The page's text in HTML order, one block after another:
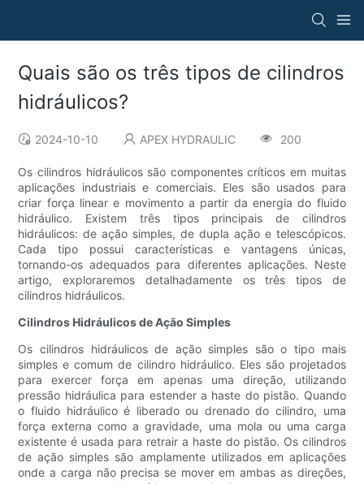
Quais são os três tipos de cilindros
hidráulicos?
2024-10-10 APEX HYDRAULIC 200
Os cilindros hidráulicos são componentes críticos em muitas
aplicações industriais e comerciais. Eles são usados ​​para
criar força linear e movimento a partir da energia do fluido
hidráulico. Existem três tipos principais de cilindros
hidráulicos: de ação simples, de dupla ação e telescópicos.
Cada tipo possui características e vantagens únicas,
tornando-os adequados para diferentes aplicações. Neste
artigo, exploraremos detalhadamente os três tipos de
cilindros hidráulicos.
Cilindros Hidráulicos de Ação Simples
Os cilindros hidráulicos de ação simples são o tipo mais
simples e comum de cilindro hidráulico. Eles são projetados
para exercer força em apenas uma direção, utilizando
pressão hidráulica para estender a haste do pistão. Quando
o fluido hidráulico é liberado ou drenado do cilindro, uma
força externa como a gravidade, uma mola ou uma carga
existente é usada para retrair a haste do pistão. Os cilindros
de ação simples são amplamente utilizados em aplicações
onde a carga não precisa se mover em ambas as direções,